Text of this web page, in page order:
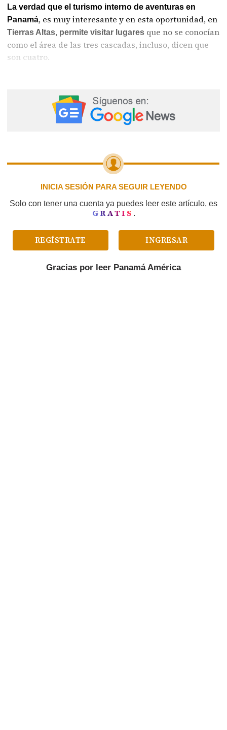
La verdad que el turismo interno de aventuras en
Panamá, es muy interesante y en esta oportunidad, en
Tierras Altas, permite visitar lugares que no se conocían
como el área de las tres cascadas, incluso, dicen que
son cuatro.
INICIA SESIÓN PARA SEGUIR LEYENDO
Solo con tener una cuenta ya puedes leer este artículo, es
GRATIS .
REGÍSTRATE INGRESAR
Gracias por leer Panamá América